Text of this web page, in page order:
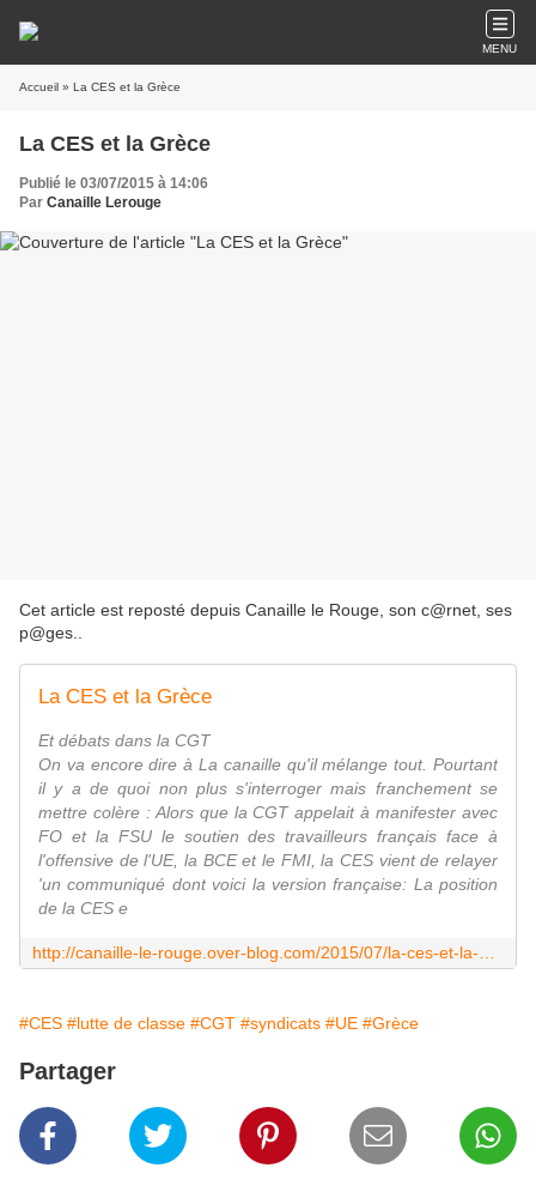
MENU
Accueil » La CES et la Grèce
La CES et la Grèce
Publié le 03/07/2015 à 14:06
Par Canaille Lerouge
Cet article est reposté depuis Canaille le Rouge, son c@rnet, ses
p@ges.
La CES et la Grèce
Et débats dans la CGT
On va encore dire à La canaille qu'il mélange tout. Pourtant
il y a de quoi non plus s'interroger mais franchement se
mettre colère : Alors que la CGT appelait à manifester avec
FO et la FSU le soutien des travailleurs français face à
l'offensive de l'UE, la BCE et le FMI, la CES vient de relayer
'un communiqué dont voici la version française: La position
de la CES e
#CES #lutte de classe #CGT #syndicats #UE #Grèce
Partager